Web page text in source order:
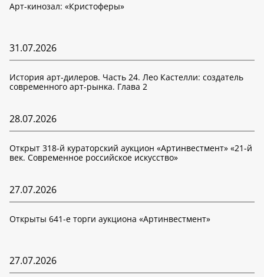
Арт-кинозал: «Кристоферы»
31.07.2026
История арт-дилеров. Часть 24. Лео Кастелли: создатель
современного арт-рынка. Глава 2
28.07.2026
Открыт 318-й кураторский аукцион «Артинвестмент» «21-й
век. Современное российское искусство»
27.07.2026
Открыты 641-е торги аукциона «Артинвестмент»
27.07.2026